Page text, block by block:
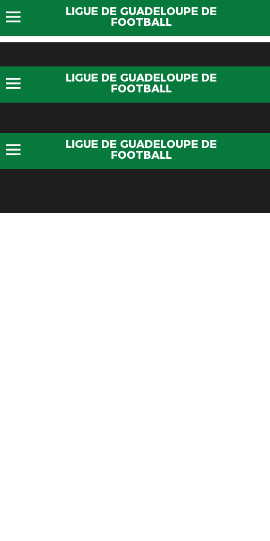
LIGUE DE GUADELOUPE DE
FOOTBALL